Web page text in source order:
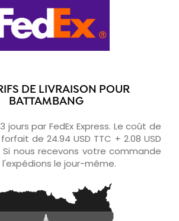
DE LIVRAISON POUR
BATTAMBANG
jours par FedEx Express. Le coût de
de 24.94 USD TTC + 2.08 USD
Si nous recevons votre commande
l'expédions le jour-même.